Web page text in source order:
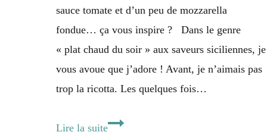
sauce tomate et d’un peu de mozzarella
fondue… ça vous inspire ? Dans le genre
« plat chaud du soir » aux saveurs siciliennes, je
vous avoue que j’adore ! Avant, je n’aimais pas
trop la ricotta. Les quelques fois…
Lire la suiteCannelloni